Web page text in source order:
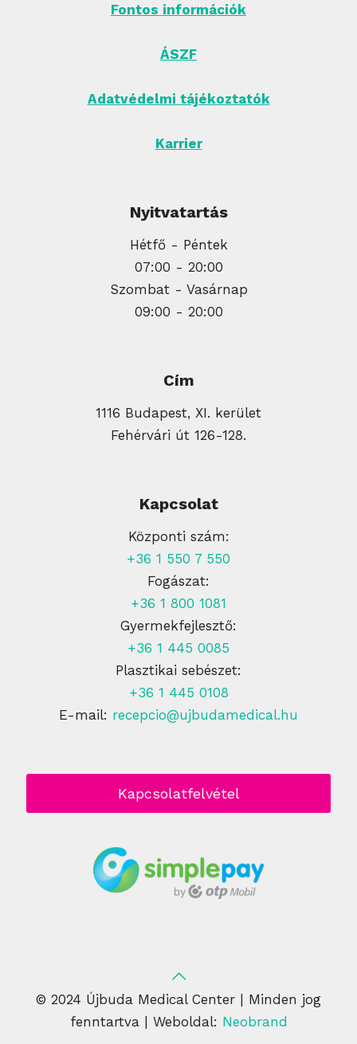
Fontos információk
ÁSZF
Adatvédelmi tájékoztatók
Karrier
Nyitvatartás
Hétfő - Péntek
07:00 - 20:00
Szombat - Vasárnap
09:00 - 20:00
Cím
1116 Budapest, XI. kerület
Fehérvári út 126-128.
Kapcsolat
Központi szám:
+36 1 550 7 550
Fogászat:
+36 1 800 1081
Gyermekfejlesztő:
+36 1 445 0085
Plasztikai sebészet:
+36 1 445 0108
E-mail: recepcio@ujbudamedical.hu
Kapcsolatfelvétel
© 2024 Újbuda Medical Center | Minden jog
fenntartva | Weboldal: Neobrand